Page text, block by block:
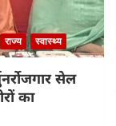
राज्य स्वास्थ्य
सेल
का